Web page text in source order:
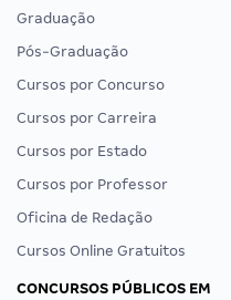
Graduação
Pós-Graduação
Cursos por Concurso
Cursos por Carreira
Cursos por Estado
Cursos por Professor
Oficina de Redação
Cursos Online Gratuitos
CONCURSOS PÚBLICOS EM